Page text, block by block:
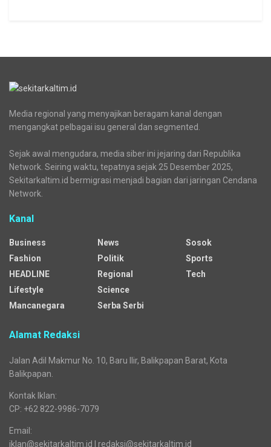
Media regional yang menyajikan beragam kanal dengan
mengangkat pelbagai isu general dan segmented.
Sejak awal mengudara, media siber ini jejaring dari Republika
Network. Seiring waktu, tepatnya sejak 25 Desember 2025,
Sekitarkaltim.id bermigrasi menjadi bagian dari jaringan Cendana
Network.
Kanal
Business
Fashion
HEADLINE
Lifestyle
Mancanegara
News
Politik
Regional
Science
Serba Serbi
Sosok
Sports
Tech
Alamat Redaksi
Jalan Adil Makmur No. 10, Baru Ilir, Balikpapan Barat, Kota
Balikpapan.
Kontak Iklan:
CP: +62 822-9986-7079
Email:
iklan@sekitarkaltim.id I redaksi@sekitarkaltim.id